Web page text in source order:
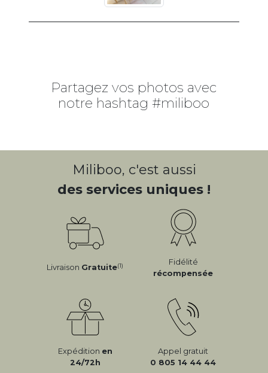
Partagez vos photos avec
notre hashtag #miliboo
Miliboo, c'est aussi
des services uniques !
Livraison Gratuite(1)
Fidélité
récompensée
Expédition en
24/72h
Appel gratuit
0 805 14 44 44